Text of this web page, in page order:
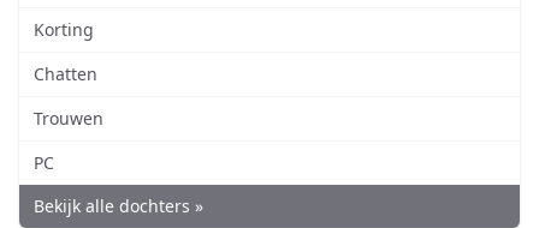
Korting
Chatten
Trouwen
PC
Bekijk alle dochters »